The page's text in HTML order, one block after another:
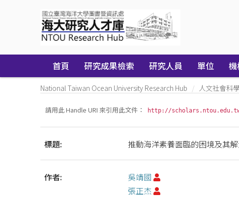
首頁 研究成果檢索 研究人員 單位
National Taiwan Ocean University Research Hub 人文社會科
請用此 Handle URI 來引用此文件： http://
標題: 推動海洋素養面臨的困境及其
作者:
吳靖國
張正杰